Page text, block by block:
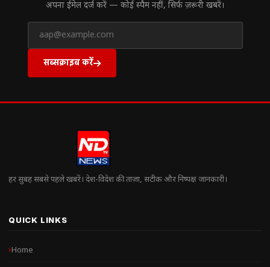
अपना ईमेल दर्ज करें — कोई स्पैम नहीं, सिर्फ ज़रूरी खबरें।
सब्सक्राइब करें
हर सुबह सबसे पहले खबरें। देश-विदेश की ताज़ा, सटीक और निष्पक्ष जानकारी।
QUICK LINKS
Home